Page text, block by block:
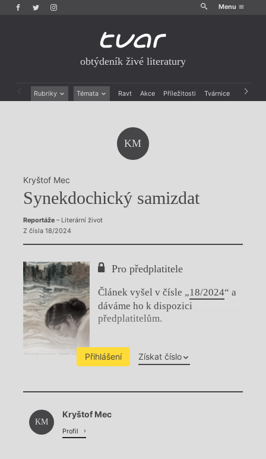
Menu
obtýdeník živé literatury
Rubriky Témata Ravt Akce Příležitosti Tvárnice Archiv
Výroční ceny
KM
Kryštof Mec
Synekdochický samizdat
Reportáže– Literární život
Z čísla 18/2024
Pro předplatitele
Článek vyšel v čísle „18/2024“ a
dáváme ho k dispozici
předplatitelům.
Přihlášení Získat číslo
Chviličku.
KM
Kryštof Mec
Profil